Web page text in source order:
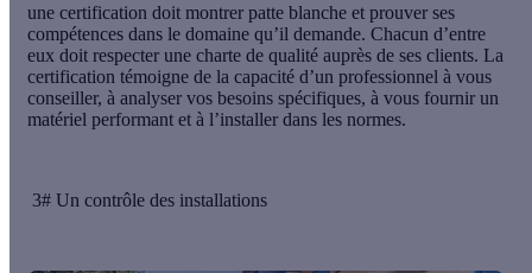
une certification doit montrer patte blanche et prouver ses
compétences dans le domaine qu’il demande. Chacun d’entre
eux doit respecter une charte de qualité auprès de ses clients. La
certification témoigne de la capacité d’un professionnel à vous
conseiller, à analyser vos besoins spécifiques, à vous fournir un
matériel performant et à l’installer dans les normes.
3# Un contrôle des installations